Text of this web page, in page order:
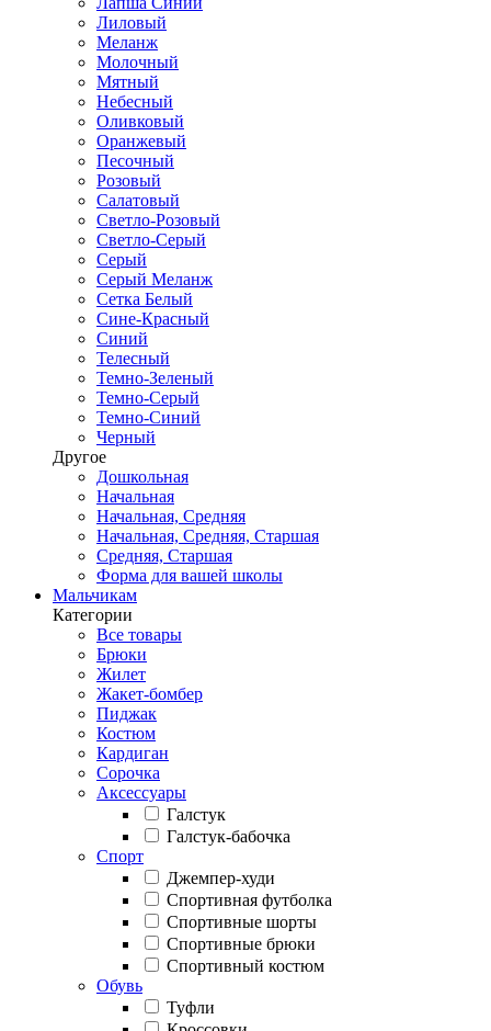
Лиловый
Меланж
Молочный
Мятный
Небесный
Оливковый
Оранжевый
Песочный
Розовый
Салатовый
Светло-Розовый
Светло-Серый
Серый
Серый Меланж
Сетка Белый
Сине-Красный
Синий
Телесный
Темно-Зеленый
Темно-Серый
Темно-Синий
Черный
Другое
Дошкольная
Начальная
Начальная, Средняя
Начальная, Средняя, Старшая
Средняя, Старшая
Форма для вашей школы
Мальчикам
Категории
Все товары
Брюки
Жилет
Жакет-бомбер
Пиджак
Костюм
Кардиган
Сорочка
Аксессуары
Галстук
Галстук-бабочка
Спорт
Джемпер-худи
Спортивная футболка
Спортивные шорты
Спортивные брюки
Спортивный костюм
Обувь
Туфли